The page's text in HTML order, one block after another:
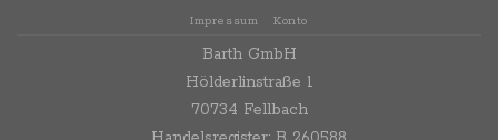
Impressum Konto
Barth GmbH
Hölderlinstraße 1
70734 Fellbach